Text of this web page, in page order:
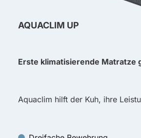
AQUACLIM UP
Erste klimatisierende Matratze
Aquaclim hilft der Kuh, ihre